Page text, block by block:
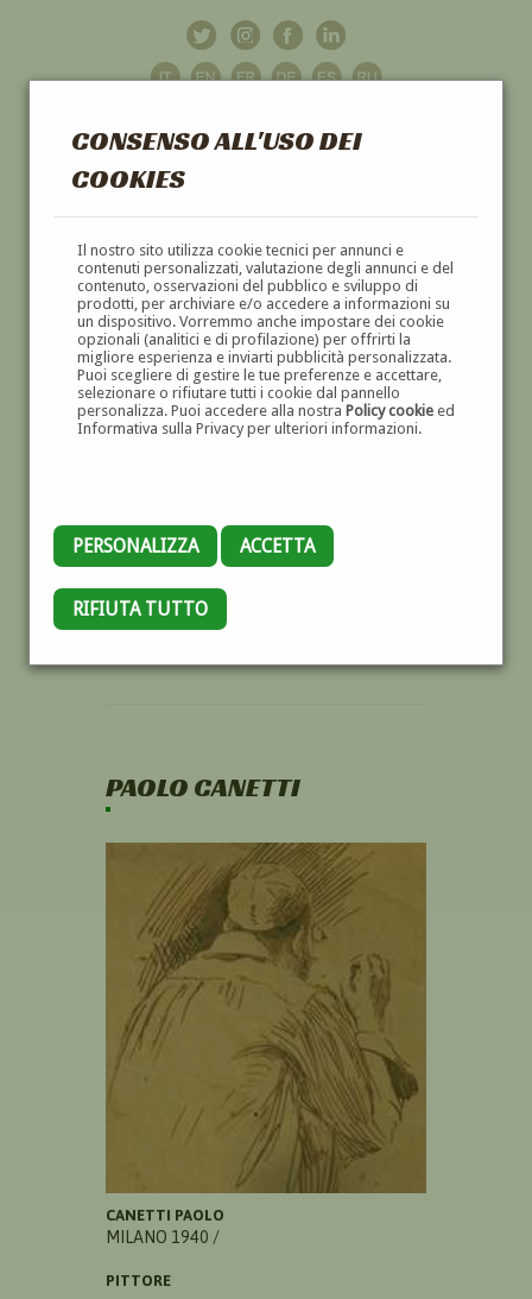
CONSENSO ALL'USO DEI
COOKIES
Il nostro sito utilizza cookie tecnici per annunci e
contenuti personalizzati, valutazione degli annunci e del
contenuto, osservazioni del pubblico e sviluppo di
prodotti, per archiviare e/o accedere a informazioni su
un dispositivo. Vorremmo anche impostare dei cookie
opzionali (analitici e di profilazione) per offrirti la
migliore esperienza e inviarti pubblicità personalizzata.
Puoi scegliere di gestire le tue preferenze e accettare,
selezionare o rifiutare tutti i cookie dal pannello
personalizza. Puoi accedere alla nostra Policy cookieed
Informativa sulla Privacy per ulteriori informazioni.
PERSONALIZZA ACCETTA
RIFIUTA TUTTO
GALLERIAD'ARTE
DIPINTI E SCULTURE '800 E '900
PAOLO CANETTI
CANETTI PAOLO
MILANO 1940 /
PITTORE